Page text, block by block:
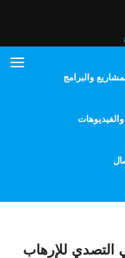
والبرامج
التصدي للإرهاب